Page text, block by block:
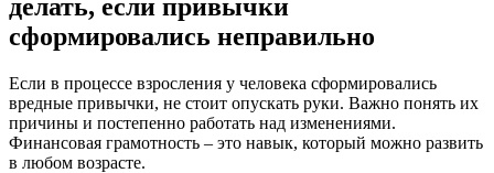
делать, если привычки
сформировались неправильно
Если в процессе взросления у человека сформировались
вредные привычки, не стоит опускать руки. Важно понять их
причины и постепенно работать над изменениями.
Финансовая грамотность – это навык, который можно развить
в любом возрасте.